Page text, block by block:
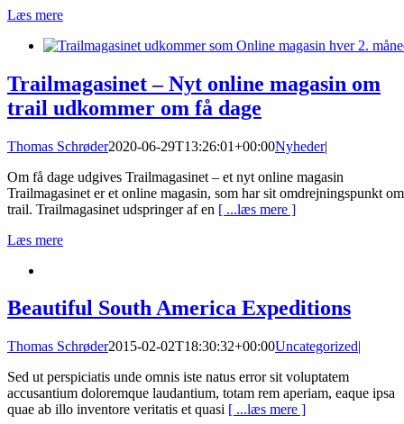
Læs mere
Trailmagasinet – Nyt online magasin om
trail udkommer om få dage
Thomas Schrøder2020-06-29T13:26:01+00:00Nyheder|
Om få dage udgives Trailmagasinet – et nyt online magasin
Trailmagasinet er et online magasin, som har sit omdrejningspunkt om
trail. Trailmagasinet udspringer af en [ ...læs mere ]
Læs mere
Beautiful South America Expeditions
Thomas Schrøder2015-02-02T18:30:32+00:00Uncategorized|
Sed ut perspiciatis unde omnis iste natus error sit voluptatem
accusantium doloremque laudantium, totam rem aperiam, eaque ipsa
quae ab illo inventore veritatis et quasi [ ...læs mere ]